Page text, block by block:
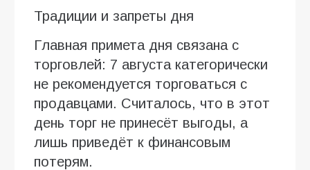
Традиции и запреты дня
Главная примета дня связана с
торговлей: 7 августа категорически
не рекомендуется торговаться с
продавцами. Считалось, что в этот
день торг не принесёт выгоды, а
лишь приведёт к финансовым
потерям.